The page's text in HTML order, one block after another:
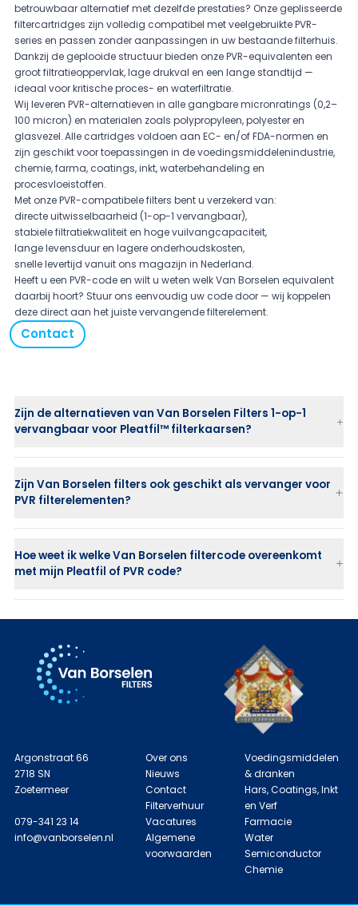
betrouwbaar alternatief met dezelfde prestaties? Onze geplisseerde
filtercartridges zijn volledig compatibel met veelgebruikte PVR-
series en passen zonder aanpassingen in uw bestaande filterhuis.
Dankzij de geplooide structuur bieden onze PVR-equivalenten een
groot filtratieoppervlak, lage drukval en een lange standtijd —
ideaal voor kritische proces- en waterfiltratie.
Wij leveren PVR-alternatieven in alle gangbare micronratings (0,2–
100 micron) en materialen zoals polypropyleen, polyester en
glasvezel. Alle cartridges voldoen aan EC- en/of FDA-normen en
zijn geschikt voor toepassingen in de voedingsmiddelenindustrie,
chemie, farma, coatings, inkt, waterbehandeling en
procesvloeistoffen.
Met onze PVR-compatibele filters bent u verzekerd van:
directe uitwisselbaarheid (1-op-1 vervangbaar),
stabiele filtratiekwaliteit en hoge vuilvangcapaciteit,
lange levensduur en lagere onderhoudskosten,
snelle levertijd vanuit ons magazijn in Nederland.
Heeft u een PVR-code en wilt u weten welk Van Borselen equivalent
daarbij hoort? Stuur ons eenvoudig uw code door — wij koppelen
deze direct aan het juiste vervangende filterelement.
Contact
Zijn de alternatieven van Van Borselen Filters 1-op-1
vervangbaar voor Pleatfil™ filterkaarsen?
Zijn Van Borselen filters ook geschikt als vervanger voor
PVR filterelementen?
Hoe weet ik welke Van Borselen filtercode overeenkomt
met mijn Pleatfil of PVR code?
Argonstraat 66
2718 SN
Zoetermeer
079-341 23 14
info@vanborselen.nl
Over ons
Nieuws
Contact
Filterverhuur
Vacatures
Algemene
voorwaarden
Voedingsmiddelen
& dranken
Hars, Coatings, Inkt
en Verf
Farmacie
Water
Semiconductor
Chemie